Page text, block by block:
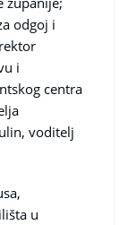
odgoj i
i
centra
voditelj
u